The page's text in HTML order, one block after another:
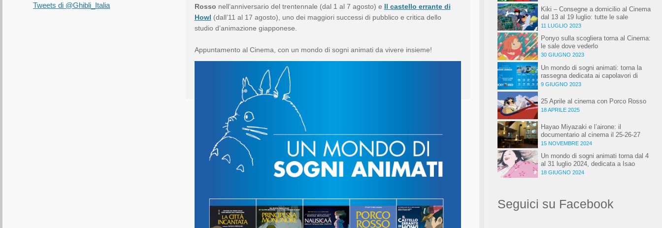
Tweets di @Ghibli_Italia
Rosso nell’anniversario del trentennale (dal 1 al 7 agosto) e Il castello errante di
Howl (dall’11 al 17 agosto), uno dei maggiori successi di pubblico e critica dello
studio d’animazione giapponese.
Appuntamento al Cinema, con un mondo di sogni animati da vivere insieme!
Kiki – Consegne a domicilio al Cinema
dal 13 al 19 luglio: tutte le sale
11 LUGLIO 2023
Ponyo sulla scogliera torna al Cinema:
le sale dove vederlo
30 GIUGNO 2023
Un mondo di sogni animati: torna la
rassegna dedicata ai capolavori di
Hayao Miyazaki, al Cinema!
9 GIUGNO 2023
25 Aprile al cinema con Porco Rosso
18 APRILE 2025
Hayao Miyazaki e l’airone: il
documentario al cinema il 25-26-27
novembre
15 NOVEMBRE 2024
Un mondo di sogni animati torna dal 4
al 31 luglio 2024, dedicata a Isao
Takahata
18 GIUGNO 2024
Seguici su Facebook